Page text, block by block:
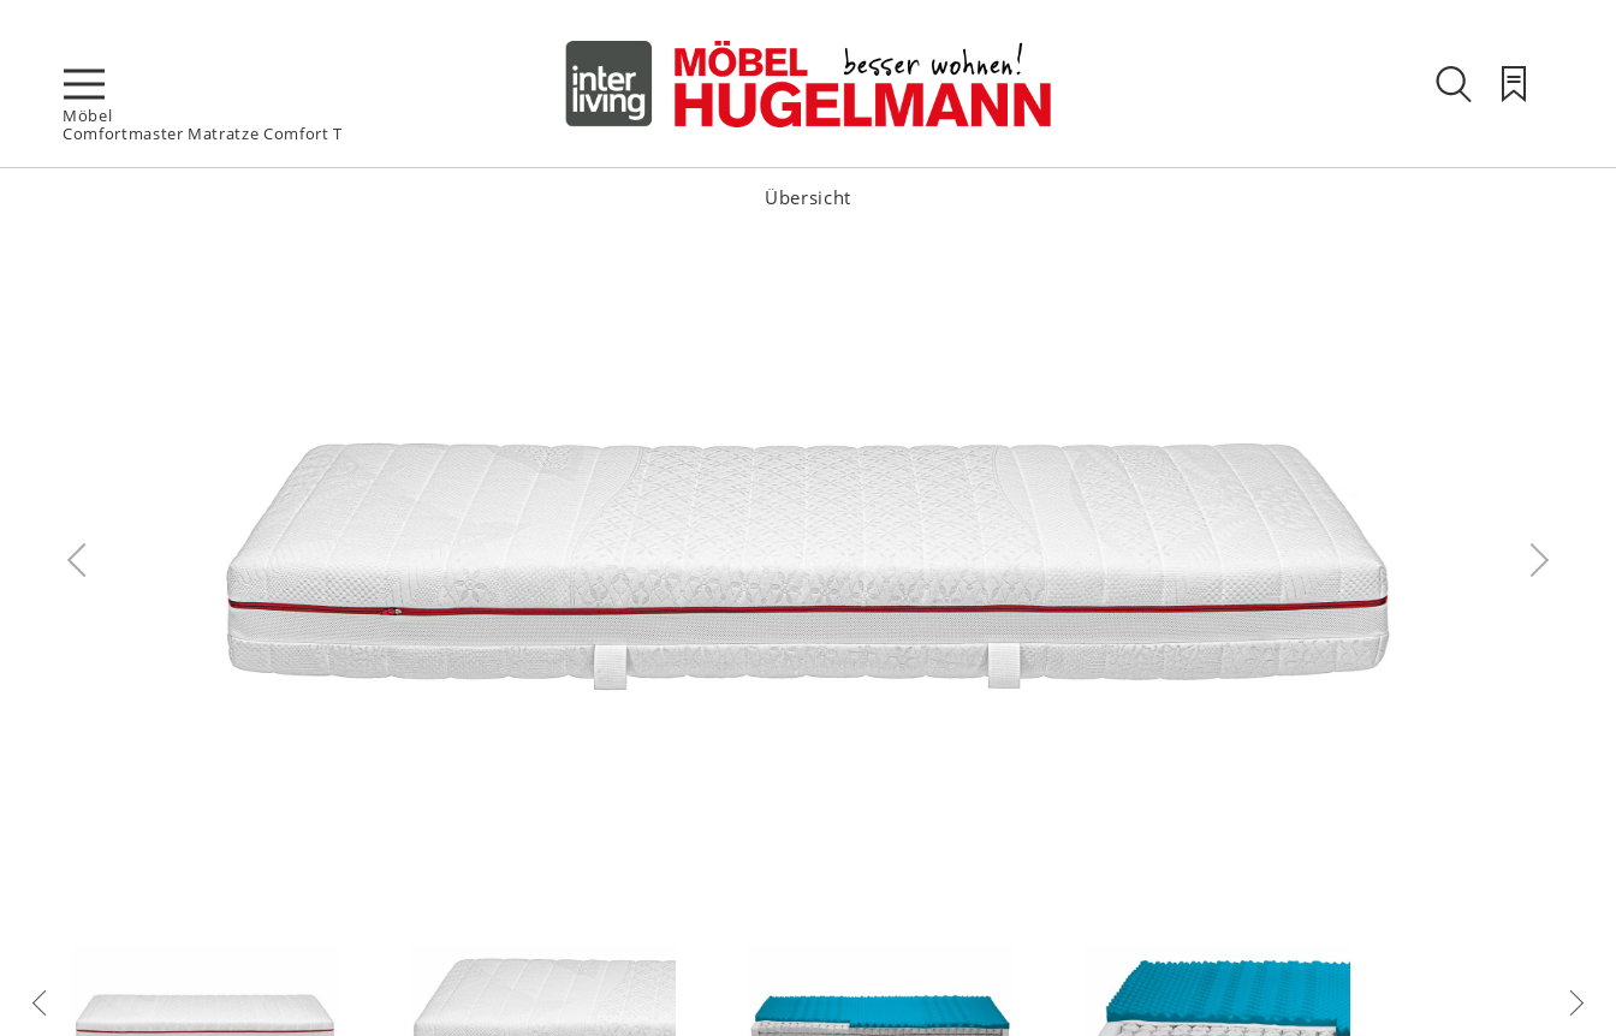
Möbel
Comfortmaster Matratze Comfort T
Übersicht